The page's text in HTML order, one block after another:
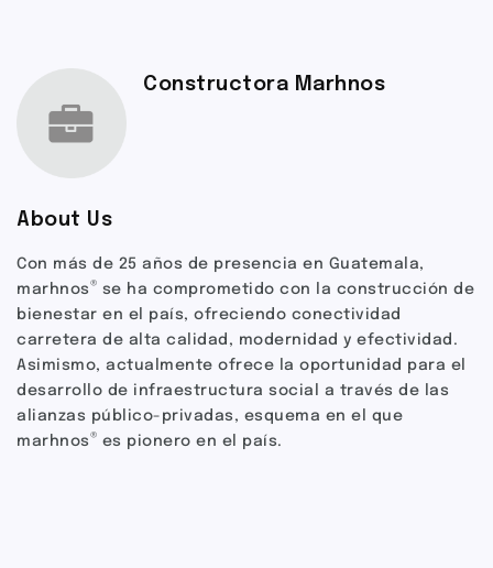
Constructora Marhnos
About Us
Con más de 25 años de presencia en Guatemala,
marhnos ® se ha comprometido con la construcción de
bienestar en el país, ofreciendo conectividad
carretera de alta calidad, modernidad y efectividad.
Asimismo, actualmente ofrece la oportunidad para el
desarrollo de infraestructura social a través de las
alianzas público-privadas, esquema en el que
marhnos ® es pionero en el país.